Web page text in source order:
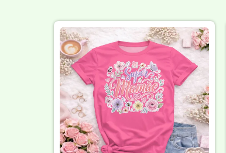
Motocross Ciclismo Nail
Língua Portuguesa